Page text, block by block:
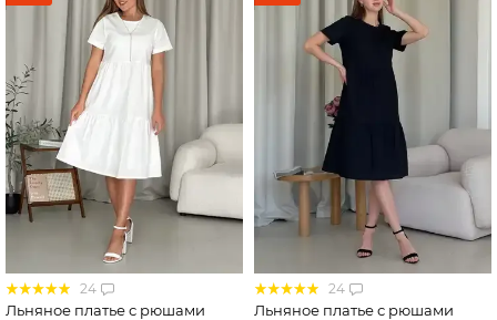
24
Льняное платье с рюшами
24
Льняное платье с рюшами